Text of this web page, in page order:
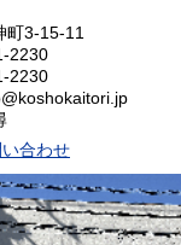
1,800円
1,800円
1,800円 広島県
1,800円 徳島県
町3-15-11
2230
2230
合わせ